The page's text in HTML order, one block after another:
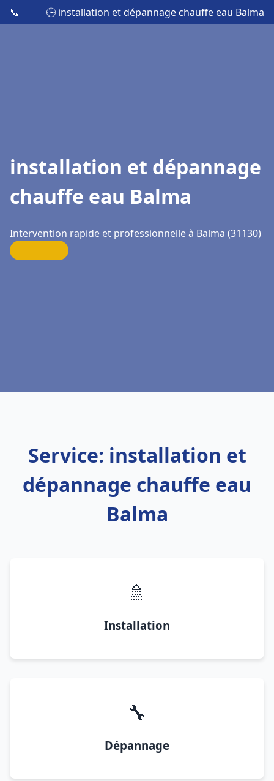
📞 🕒 installation et dépannage chauffe eau Balma
installation et dépannage
chauffe eau Balma
Intervention rapide et professionnelle à Balma (31130)
Service: installation et
dépannage chauffe eau
Balma
🚿
Installation
🔧
Dépannage